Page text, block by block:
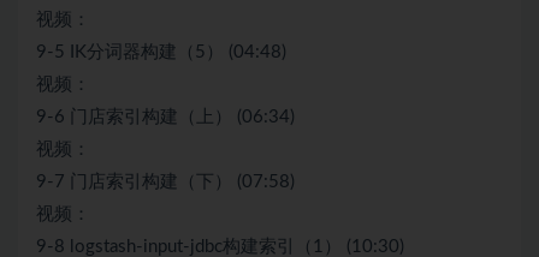
视频：
9-5 IK分词器构建（5） (04:48)
视频：
9-6 门店索引构建（上） (06:34)
视频：
9-7 门店索引构建（下） (07:58)
视频：
9-8 logstash-input-jdbc构建索引（1） (10:30)